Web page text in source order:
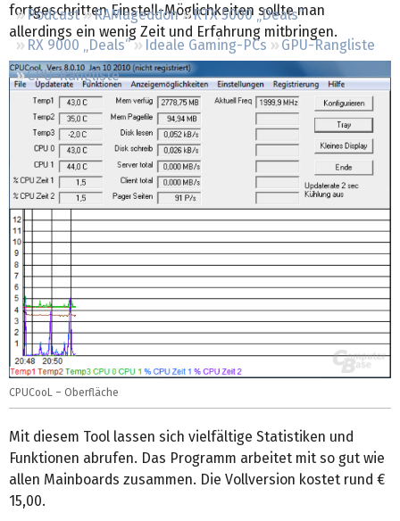
Podcast RAMageddon
RTX 5000 „Deals“
RX 9000 „Deals“
Ideale Gaming-PCs
GPU-Rangliste
CPU-Rangliste
fortgeschritten Einstell-Möglichkeiten sollte man
allerdings ein wenig Zeit und Erfahrung mitbringen.
CPUCooL – Oberfläche
Mit diesem Tool lassen sich vielfältige Statistiken und
Funktionen abrufen. Das Programm arbeitet mit so gut wie
allen Mainboards zusammen. Die Vollversion kostet rund €
15,00.